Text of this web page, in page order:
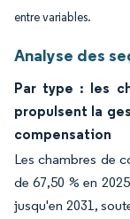
entre variables.
Analyse des
Par type : les
propulsent la
compensation
Les chambres de
de 67,50 % en
jusqu'en 2031,